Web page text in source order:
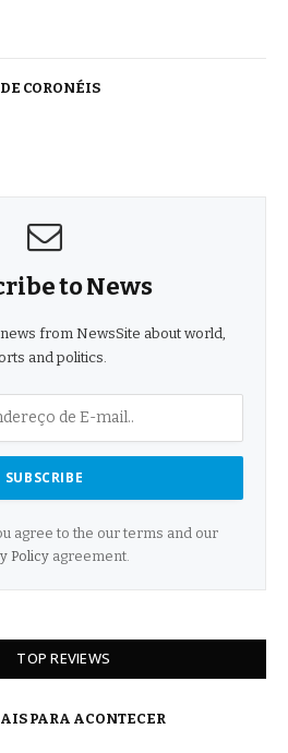
CORONÉIS
to News
from NewsSite about world,
and politics.
agree to the our terms and our
Policyagreement.
TOP REVIEWS
PARA ACONTECER